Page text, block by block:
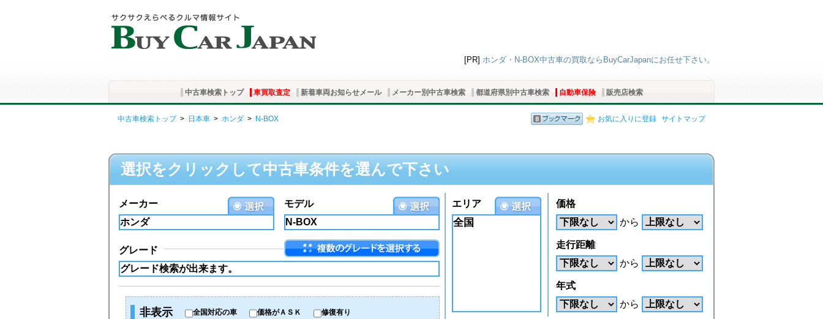
[PR] ホンダ・N-BOX中古車の買取ならBuyCarJapanにお任せ下さい。
中古車検索トップ 車買取査定 新着車両お知らせメール メーカー別中古車検索 都道府県別中古車検索 自動車保険 販売店検索
お気に入りに登録 サイトマップ
中古車検索トップ> 日本車 > ホンダ > N-BOX
選択をクリックして中古車条件を選んで下さい
モデル
メーカー
グレード
非表示 全国対応の車 価格がＡＳＫ 修復有り
エリア
全国
価格
から
走行距離
から
年式
から